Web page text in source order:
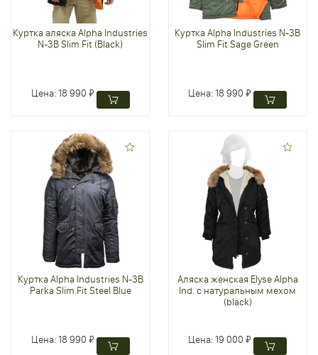
Куртка аляска Alpha Industries
N-3B Slim Fit (Black)
Цена:18 990 ₽
Куртка Alpha Industries N-3B
Slim Fit Sage Green
Цена:18 990 ₽
Куртка Alpha Industries N-3B
Parka Slim Fit Steel Blue
Цена:18 990 ₽
Аляска женская Elyse Alpha
Ind. с натуральным мехом
(black)
Цена:19 000 ₽